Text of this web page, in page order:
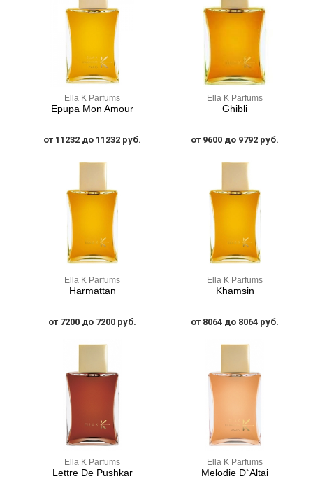
Ella K Parfums
Epupa Mon Amour
от 11232 до 11232 руб.
Ella K Parfums
Ghibli
от 9600 до 9792 руб.
Ella K Parfums
Harmattan
от 7200 до 7200 руб.
Ella K Parfums
Khamsin
от 8064 до 8064 руб.
Ella K Parfums
Lettre De Pushkar
Ella K Parfums
Melodie D`Altai